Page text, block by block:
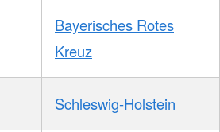
Bayerisches Rotes
Kreuz
Schleswig-Holstein